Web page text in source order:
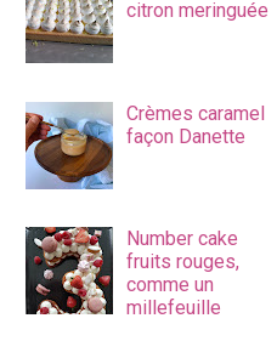
citron meringuée
Crèmes caramel
façon Danette
Number cake
fruits rouges,
comme un
millefeuille